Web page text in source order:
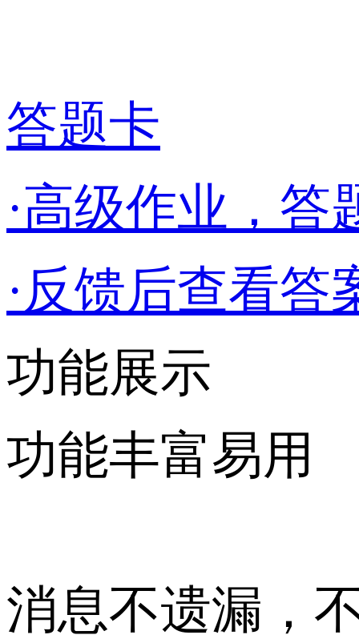
答题卡
·高级作业，答
·反馈后查看答
功能展示
功能丰富易用
消息不遗漏，